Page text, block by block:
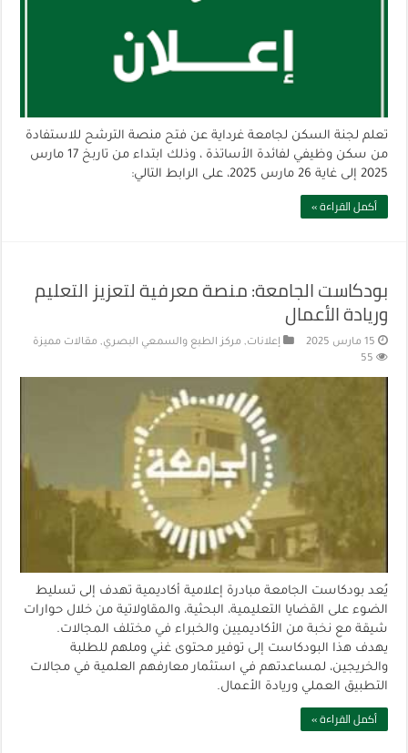
تعلم لجنة السكن لجامعة غرداية عن فتح منصة الترشح للاستفادة
من سكن وظيفي لفائدة الأساتذة ، وذلك ابتداء من تاربخ 17 مارس
2025 إلى غاية 26 مارس 2025، على الرابط التالي:
أكمل القراءة »
بودكاست الجامعة: منصة معرفية لتعزيز التعليم
وريادة الأعمال
15 مارس 2025 إعلانات, مركز الطبع والسمعي البصري, مقالات مميزة
55
يُعد بودكاست الجامعة مبادرة إعلامية أكاديمية تهدف إلى تسليط
الضوء على القضايا التعليمية، البحثية، والمقاولاتية من خلال حوارات
شيقة مع نخبة من الأكاديميين والخبراء في مختلف المجالات.
يهدف هذا البودكاست إلى توفير محتوى غني وملهم للطلبة
والخريجين، لمساعدتهم في استثمار معارفهم العلمية في مجالات
التطبيق العملي وريادة الأعمال.
أكمل القراءة »